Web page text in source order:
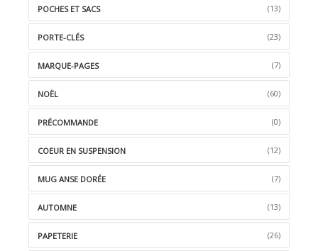
POCHES ET SACS (13)
PORTE-CLÉS (23)
MARQUE-PAGES (7)
NOËL (60)
PRÉCOMMANDE (0)
COEUR EN SUSPENSION (12)
MUG ANSE DORÉE (7)
AUTOMNE (13)
PAPETERIE (26)